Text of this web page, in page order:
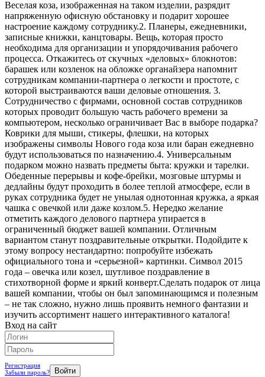
Веселая коза, изображенная на таком изделии, разрядит
напряженную офисную обстановку и подарит хорошее
настроение каждому сотруднику.2. Планеры, ежедневники,
записные книжки, канцтовары. Вещь, которая просто
необходима для организации и упорядочивания рабочего
процесса. Откажитесь от скучных «деловых» блокнотов:
барашек или козленок на обложке органайзера напомнит
сотрудникам компании-партнера о легкости и простоте, с
которой выстраиваются ваши деловые отношения. 3.
Сотрудничество с фирмами, основной состав сотрудников
которых проводит большую часть рабочего времени за
компьютером, несколько ограничивает Вас в выборе подарка?
Коврики для мыши, стикеры, флешки, на которых
изображены символы Нового года коза или баран ежедневно
будут использоваться по назначению.4. Универсальным
подарком можно назвать предметы быта: кружки и тарелки.
Обеденные перерывы и кофе-брейки, мозговые штурмы и
дедлайны будут проходить в более теплой атмосфере, если в
руках сотрудника будет не унылая однотонная кружка, а яркая
чашка с овечкой или даже козлом.5. Нередко желание
отметить каждого делового партнера упирается в
ограниченный бюджет вашей компании. Отличным
вариантом станут поздравительные открытки. Подойдите к
этому вопросу нестандартно: попробуйте избежать
официального тона и «серьезной» картинки. Символ 2015
года – овечка или козел, шутливое поздравление в
стихотворной форме и яркий конверт.Сделать подарок от лица
вашей компании, чтобы он был запоминающимся и полезным
– не так сложно, нужно лишь проявить немного фантазии и
изучить ассортимент нашего интерактивного каталога!
Вход на сайт
Регистрация
Забыли пароль?